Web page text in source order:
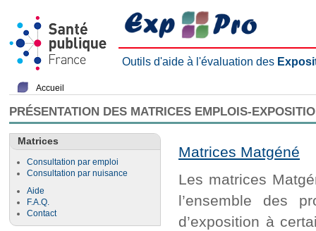
Outils d'aide à l'évaluation des
Accueil
PRÉSENTATION DES MATRICES EMPLOIS-
Matrices
Consultation par emploi
Consultation par nuisance
Aide
F.A.Q.
Contact
Matrices Matgéné
Les matrices
l’ensemble des
d’exposition à